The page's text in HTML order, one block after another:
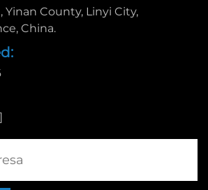
County, Linyi City,
China.